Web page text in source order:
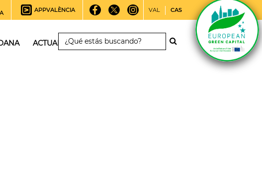
APPVALÈNCIA VAL CAS
ACTUALIDAD